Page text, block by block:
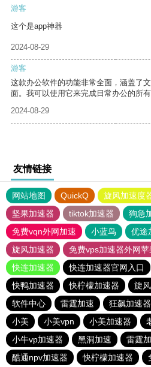
游客
这个是app神器
2024-08-29
游客
这款办公软件的功能非常全面，涵盖了
面。我可以使用它来完成日常办公的所有
2024-08-29
友情链接
网站地图 QuickQ 旋风加速度
坚果加速器
tiktok加速器
狗急
免费vqn外网加速
小蓝鸟 优途
旋风加速器
免费vps加速器外网苹
快连加速器
快连加速器官网入口
快鸭加速器
快柠檬加速器 旋
软件中心
雷霆加速 狂飙加速器
小美
小美vpn 小美加速器
小牛vp加速器
黑洞加速
雷霆
酷通npv加速器
快柠檬加速器